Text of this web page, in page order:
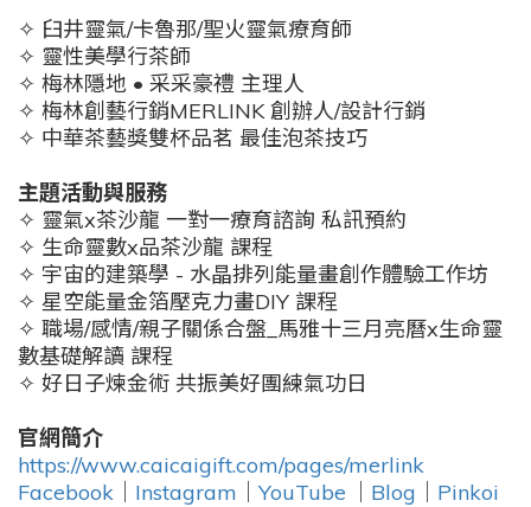
✧ 臼井靈氣/卡魯那/聖火靈氣療育師
✧ 靈性美學行茶師
✧ 梅林隱地 • 采采豪禮 主理人
✧ 梅林創藝行銷MERLINK 創辦人/設計行銷
✧ 中華茶藝獎雙杯品茗 最佳泡茶技巧
主題活動與服務
✧ 靈氣x茶沙龍 一對一療育諮詢 私訊預約
✧ 生命靈數x品茶沙龍 課程
✧ 宇宙的建築學 - 水晶排列能量畫創作體驗工作坊
✧ 星空能量金箔壓克力畫DIY 課程
✧ 職場/感情/親子關係合盤_馬雅十三月亮曆x生命靈
數基礎解讀 課程
✧ 好日子煉金術 共振美好團練氣功日
官網簡介
https://www.caicaigift.com/pages/merlink
Facebook
Instagram YouTube Blog
Pinkoi